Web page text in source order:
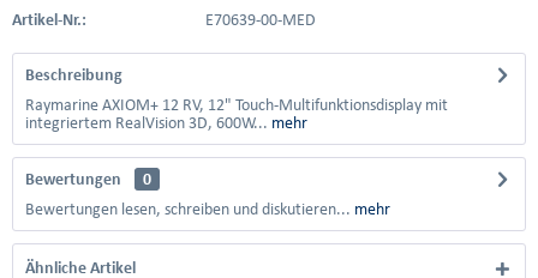
Artikel-Nr.: E70639-00-MED
Beschreibung
Raymarine AXIOM+ 12 RV, 12" Touch-Multifunktionsdisplay mit
integriertem RealVision 3D, 600W... mehr
Bewertungen
0
Bewertungen lesen, schreiben und diskutieren... mehr
Ähnliche Artikel